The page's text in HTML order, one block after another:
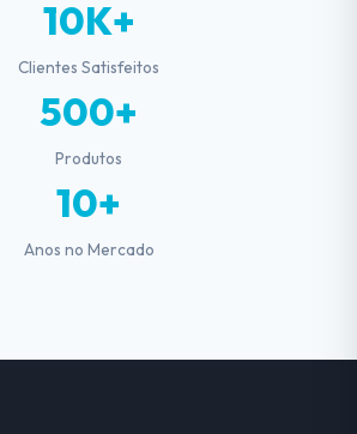
10K+
Clientes Satisfeitos
500+
Produtos
10+
Anos no Mercado